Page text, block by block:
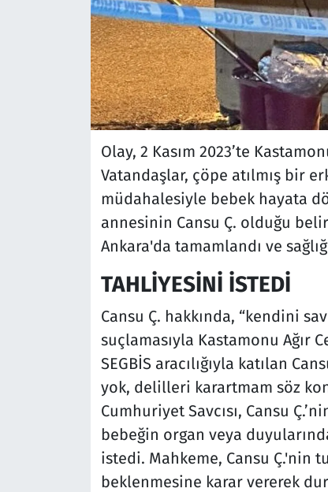
Olay, 2 Kasım 2023’te
Vatandaşlar, çöpe atılmış bir
müdahalesiyle bebek hayata
annesinin Cansu Ç. olduğu
Ankara'da tamamlandı ve
TAHLİYESİNİ İSTEDİ
Cansu Ç. hakkında, “kendini
suçlamasıyla Kastamonu Ağır
SEGBİS aracılığıyla katılan
yok, delilleri karartmam söz
Cumhuriyet Savcısı, Cansu
bebeğin organ veya
istedi. Mahkeme, Cansu Ç.'nin
beklenmesine karar vererek